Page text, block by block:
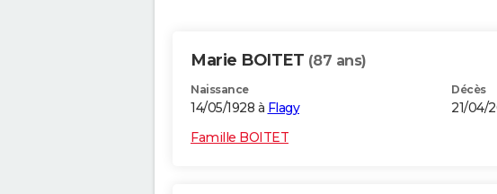
Marie BOITET (87 ans)
Naissance
14/05/1928 à Flagy
Décès
21/04/
Famille BOITET